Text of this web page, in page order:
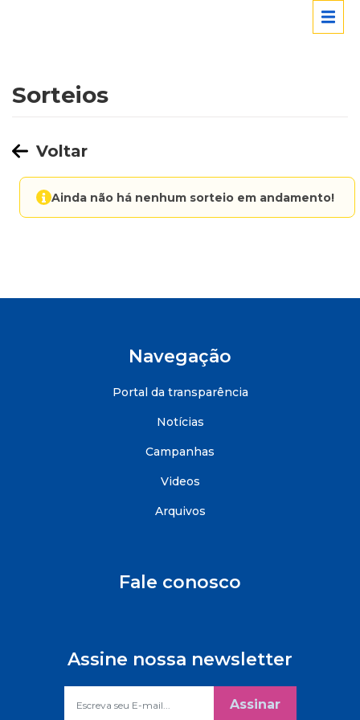
Sorteios
Voltar
Ainda não há nenhum sorteio em andamento!
Navegação
Portal da transparência
Notícias
Campanhas
Videos
Arquivos
Fale conosco
Assine nossa newsletter
Assinar